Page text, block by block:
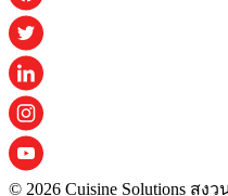
© 2026 Cuisine Solutions ส